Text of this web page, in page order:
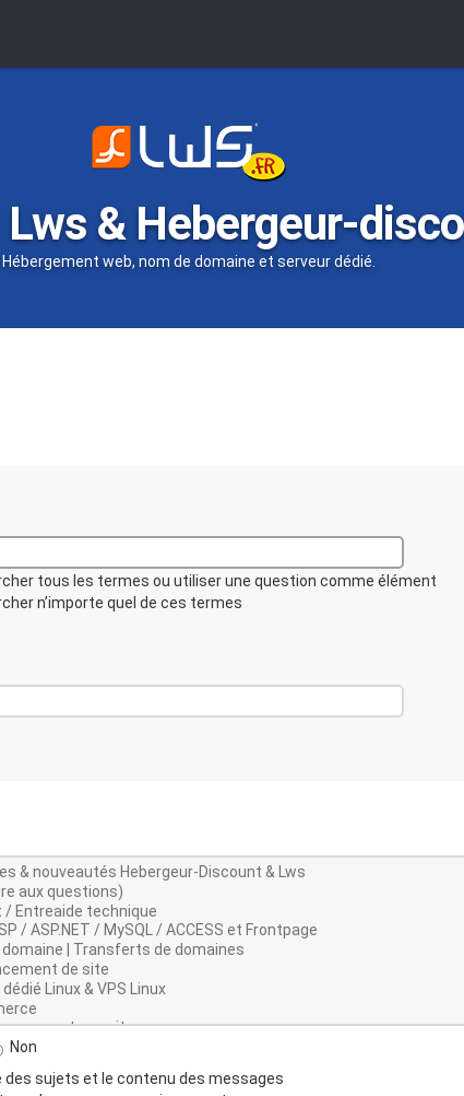
Lws & Hebergeur-
Hébergement web, nom de domaine et serveur dédié.
tous les termes ou utiliser une question comme élément
n’importe quel de ces termes
Non
des sujets et le contenu des messages